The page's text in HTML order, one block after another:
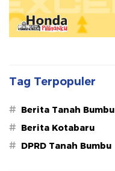
Tag Terpopuler
# Berita Tanah Bumbu
# Berita Kotabaru
# DPRD Tanah Bumbu